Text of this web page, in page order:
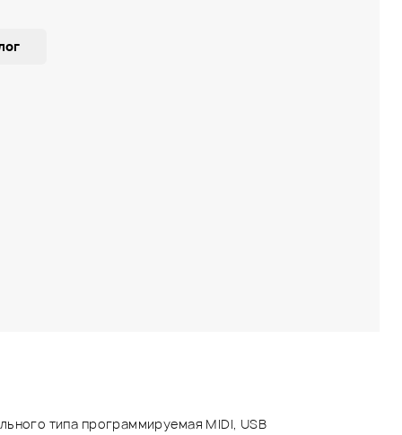
типа программируемая MIDI, USB